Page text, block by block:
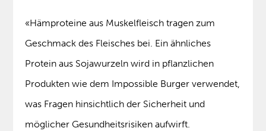
«Hämproteine ​​aus Muskelfleisch tragen zum
Geschmack des Fleisches bei. Ein ähnliches
Protein aus Sojawurzeln wird in pflanzlichen
Produkten wie dem Impossible Burger verwendet,
was Fragen hinsichtlich der Sicherheit und
möglicher Gesundheitsrisiken aufwirft.